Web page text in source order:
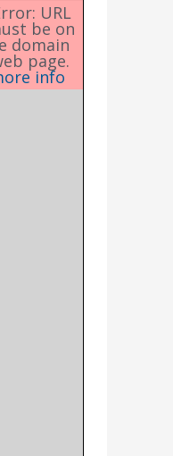
URL
be on
domain
page.
info